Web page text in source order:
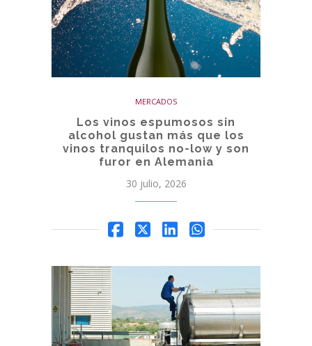
MERCADOS
Los vinos espumosos sin
alcohol gustan más que los
vinos tranquilos no-low y son
furor en Alemania
30 julio, 2026